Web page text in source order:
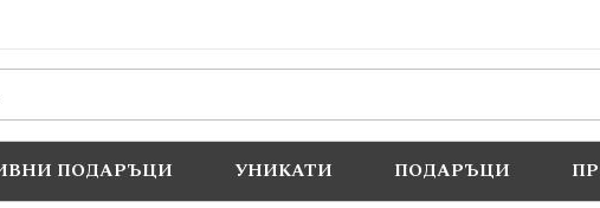
ПОДАРЪЦИ УНИКАТИ ПОДАРЪЦИ